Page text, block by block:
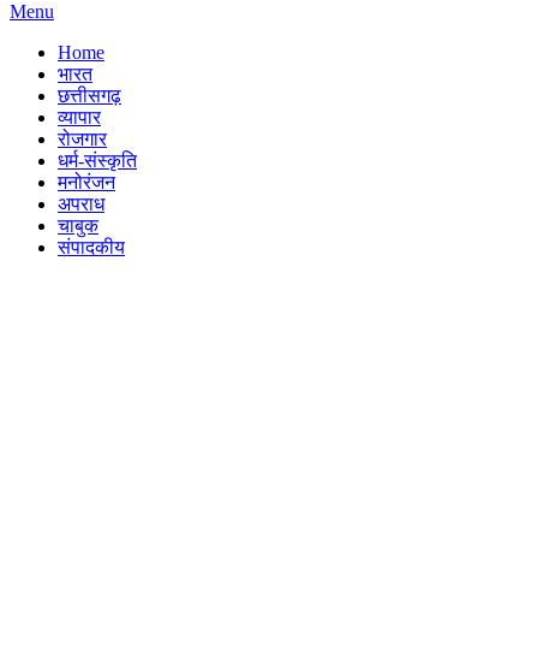
Menu
Home
भारत
छत्तीसगढ़
व्यापार
रोजगार
धर्म-संस्कृति
मनोरंजन
अपराध
चाबुक
संपादकीय